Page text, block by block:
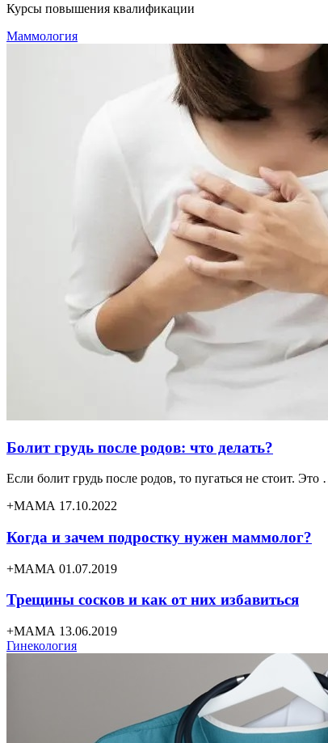
Курсы повышения квалификации
Маммология
Болит грудь после родов: что делать?
Если болит грудь после родов, то пугаться не стоит. Это
+МАМА 17.10.2022
Когда и зачем подростку нужен маммолог?
+МАМА 01.07.2019
Трещины сосков и как от них избавиться
+МАМА 13.06.2019
Гинекология